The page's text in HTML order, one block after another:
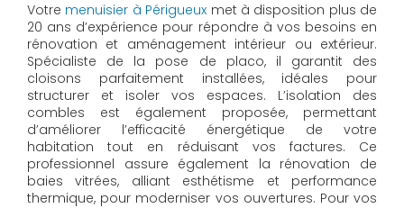
Votre menuisier à Périgueux met à disposition plus de
20 ans d’expérience pour répondre à vos besoins en
rénovation et aménagement intérieur ou extérieur.
Spécialiste de la pose de placo, il garantit des
cloisons parfaitement installées, idéales pour
structurer et isoler vos espaces. L’isolation des
combles est également proposée, permettant
d’améliorer l’efficacité énergétique de votre
habitation tout en réduisant vos factures. Ce
professionnel assure également la rénovation de
baies vitrées, alliant esthétisme et performance
thermique, pour moderniser vos ouvertures. Pour vos